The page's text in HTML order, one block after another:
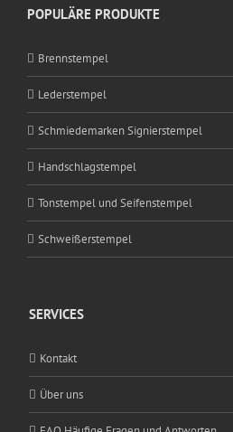
POPULÄRE PRODUKTE
Brennstempel
Lederstempel
Schmiedemarken Signierstempel
Handschlagstempel
Tonstempel und Seifenstempel
Schweißerstempel
SERVICES
Kontakt
Über uns